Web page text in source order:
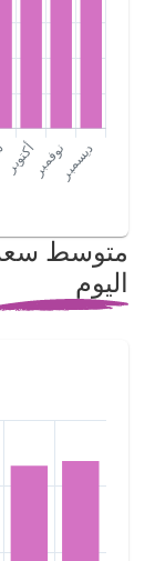
متوسط سعر
اليوم